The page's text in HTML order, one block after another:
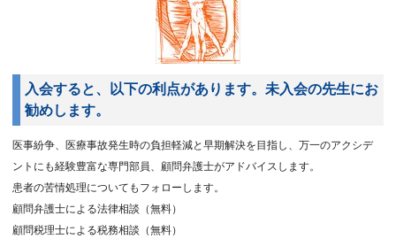
入会すると、以下の利点があります。未入会の先生にお
勧めします。
医事紛争、医療事故発生時の負担軽減と早期解決を目指し、万一のアクシデ
ントにも経験豊富な専門部員、顧問弁護士がアドバイスします。
患者の苦情処理についてもフォローします。
顧問弁護士による法律相談（無料）
顧問税理士による税務相談（無料）